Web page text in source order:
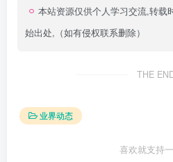
本站资源仅供个人学习交流,转载
始出处,（如有侵权联系删除）
THE
业界动态
喜欢就支持